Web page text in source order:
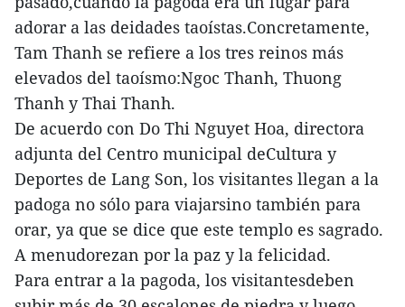
adorar a las deidades taoístas.Concretamente,
Tam Thanh se refiere a los tres reinos más
elevados del taoísmo:Ngoc Thanh, Thuong
Thanh y Thai Thanh.
De acuerdo con Do Thi Nguyet Hoa, directora
adjunta del Centro municipal deCultura y
Deportes de Lang Son, los visitantes llegan a la
padoga no sólo para viajarsino también para
orar, ya que se dice que este templo es sagrado.
A menudorezan por la paz y la felicidad.
Para entrar a la pagoda, los visitantesdeben